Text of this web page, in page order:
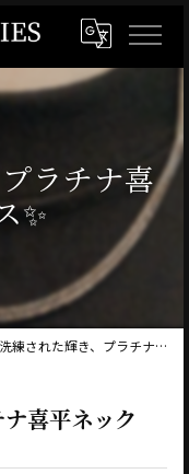
ラチナ喜
✨
練された輝き、プラチナ喜平ネックレス✨
喜平ネック